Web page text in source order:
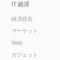
IT 経済
経済総合
マーケット
Web
ガジェット